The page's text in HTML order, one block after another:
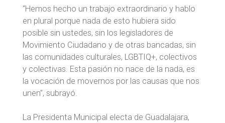
“Hemos hecho un trabajo extraordinario y hablo
en plural porque nada de esto hubiera sido
posible sin ustedes, sin los legisladores de
Movimiento Ciudadano y de otras bancadas, sin
las comunidades culturales, LGBTIQ+, colectivos
y colectivas. Esta pasión no nace de la nada, es
la vocación de movernos por las causas que nos
unen”, subrayó.
La Presidenta Municipal electa de Guadalajara,